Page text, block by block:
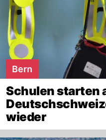
Bern
Schulen starten
wieder